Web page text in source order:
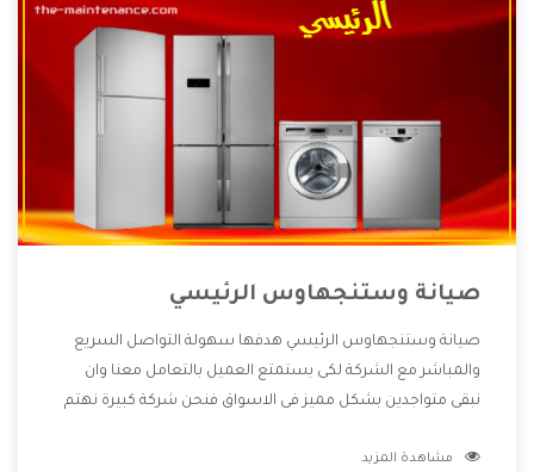
صيانة وستنجهاوس الرئيسي
صيانة وستنجهاوس الرئيسي هدفها سهولة التواصل السريع
والمباشر مع الشركة لكى يستمتع العميل بالتعامل معنا وان
نبقى متواجدين بشكل مميز فى الاسواق فنحن شركة كبيرة نهتم
الشركة بها والتى تكون منها خدمة الصيانة التى تكون من أهم
مشاهدة المزيد